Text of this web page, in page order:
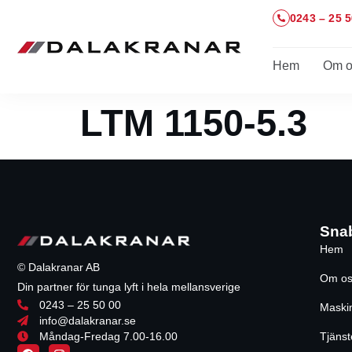
0243 – 25
Hem Om
LTM 1150-5.3
© Dalakranar AB
Din partner för tunga lyft i hela mellansverige
0243 – 25 50 00
info@dalakranar.se
Måndag-Fredag 7.00-16.00
Hem
Om